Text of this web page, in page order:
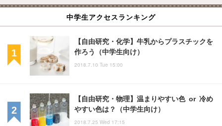
中学生アクセスランキング
【自由研究・化学】牛乳からプラスチックを
作ろう（中学生向け）
2018.7.10 Tue 15:00
【自由研究・物理】温まりやすい色 or 冷め
やすい色は？（中学生向け）
2018.7.25 Wed 17:15